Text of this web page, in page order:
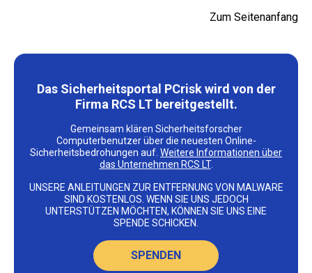
Zum Seitenanfang
Das Sicherheitsportal PCrisk wird von der
Firma RCS LT bereitgestellt.
Gemeinsam klären Sicherheitsforscher
Computerbenutzer über die neuesten Online-
Sicherheitsbedrohungen auf. Weitere Informationen über
das Unternehmen RCS LT.
UNSERE ANLEITUNGEN ZUR ENTFERNUNG VON MALWARE
SIND KOSTENLOS. WENN SIE UNS JEDOCH
UNTERSTÜTZEN MÖCHTEN, KÖNNEN SIE UNS EINE
SPENDE SCHICKEN.
SPENDEN